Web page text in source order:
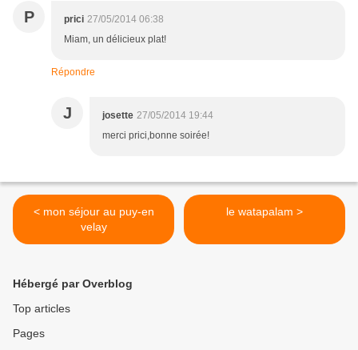
P prici 27/05/2014 06:38
Miam, un délicieux plat!
Répondre
J josette 27/05/2014 19:44
merci prici,bonne soirée!
< mon séjour au puy-en
velay
le watapalam >
Hébergé par Overblog
Top articles
Pages